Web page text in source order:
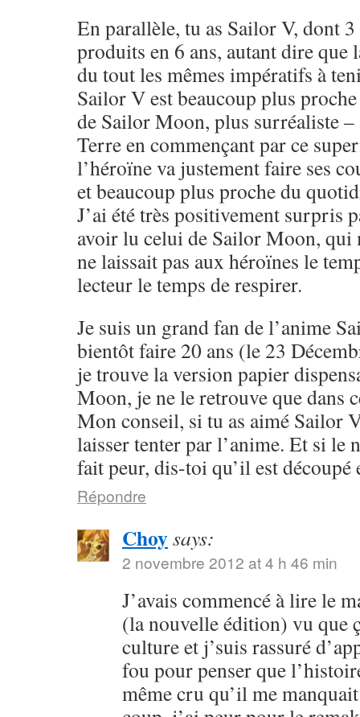
En parallèle, tu as Sailor V, dont
produits en 6 ans, autant dire que
du tout les mêmes impératifs à
Sailor V est beaucoup plus
de Sailor Moon, plus surréaliste
Terre en commençant par ce
l’héroïne va justement faire ses
et beaucoup plus proche du
J’ai été très positivement surpris
avoir lu celui de Sailor Moon, qui
ne laissait pas aux héroïnes le
lecteur le temps de respirer.
Je suis un grand fan de l’anime
bientôt faire 20 ans (le 23
je trouve la version papier
Moon, je ne le retrouve que dans
Mon conseil, si tu as aimé Sailor
laisser tenter par l’anime. Et si le
fait peur, dis-toi qu’il est découpé
Répondre
Choysays:
2 novembre 2012 at 4 h 46 min
J’avais commencé à lire le
(la nouvelle édition) vu que
culture et j’suis rassuré
fou pour penser que
même cru qu’il me